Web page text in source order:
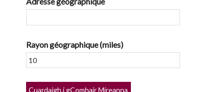
Rayon géographique (miles)